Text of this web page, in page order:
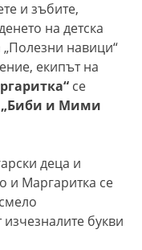
и зъбите,
на детска
„Полезни навици“
екипът на
се
„Биби и Мими
деца и
и Маргаритка се
букви